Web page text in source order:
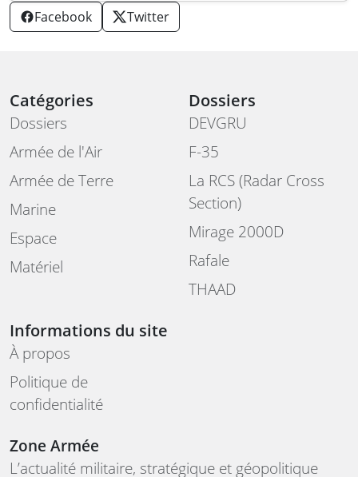
Facebook Twitter
Catégories
Dossiers
Armée de l'Air
Armée de Terre
Marine
Espace
Matériel
Dossiers
DEVGRU
F-35
La RCS (Radar Cross
Section)
Mirage 2000D
Rafale
THAAD
Informations du site
À propos
Politique de
confidentialité
Zone Armée
L’actualité militaire, stratégique et géopolitique